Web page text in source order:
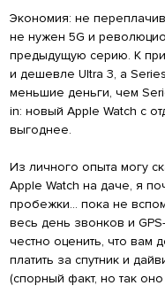
Экономия: не
не нужен 5G и
предыдущую серию. К
и дешевле Ultra 3, а
меньшие деньги, чем
in: новый Apple Watch с
выгоднее.
Из личного опыта могу
Apple Watch на даче, я
пробежки… пока не
весь день звонков и
честно оценить, что вам
платить за спутник и
(спорный факт, но так оно